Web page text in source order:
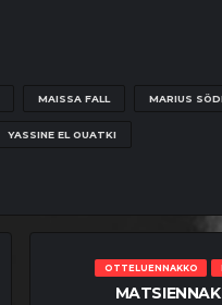
MAISSA FALL MARIUS
YASSINE EL OUATKI
OTTELUENNAKKO